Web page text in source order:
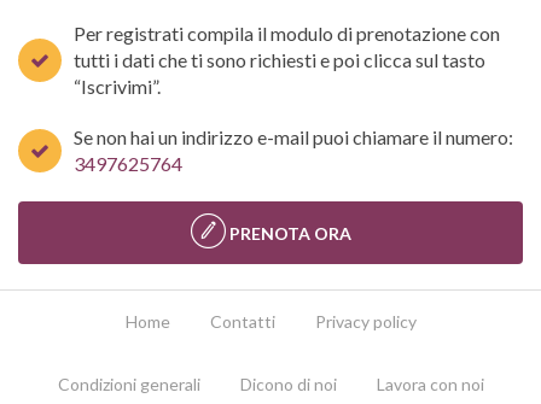
Per registrati compila il modulo di prenotazione con
tutti i dati che ti sono richiesti e poi clicca sul tasto
“Iscrivimi”.
Se non hai un indirizzo e-mail puoi chiamare il numero:
3497625764
PRENOTA ORA
Home Contatti Privacy policy
Condizioni generali Dicono di noi Lavora con noi